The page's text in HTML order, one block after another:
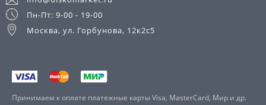
Пн-Пт: 9-00 - 19-00
Москва, ул. Горбунова, 12к2с5
Принимаем к оплате платежные карты Visa, MasterCard, Мир и др.